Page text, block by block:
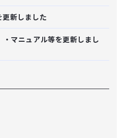
新しました
マニュアル等を更新しまし